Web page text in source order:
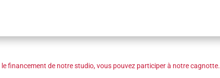
financement de notre studio, vous pouvez participer à notre cagnotte.